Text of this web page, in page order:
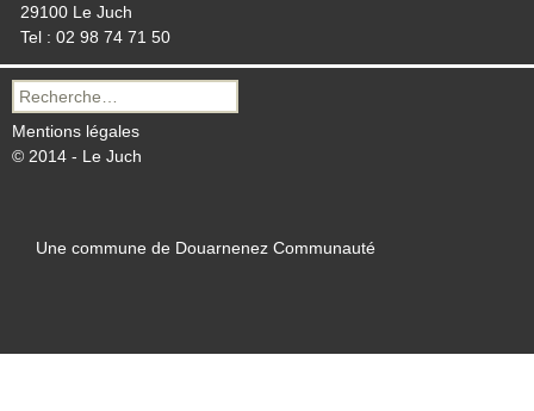
29100 Le Juch
Tel : 02 98 74 71 50
Recherche
pour :
Mentions légales
© 2014 - Le Juch
Une commune de Douarnenez Communauté